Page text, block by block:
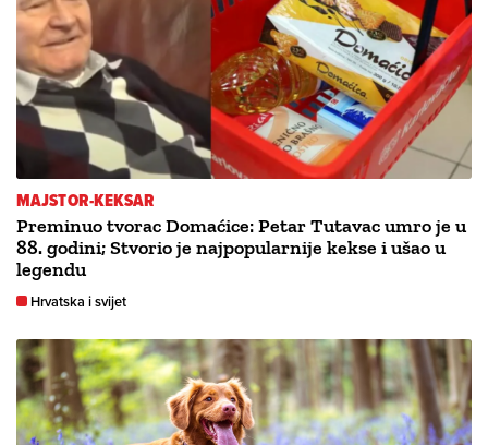
MAJSTOR-KEKSAR
Preminuo tvorac Domaćice: Petar Tutavac umro je u
88. godini; Stvorio je najpopularnije kekse i ušao u
legendu
Hrvatska i svijet